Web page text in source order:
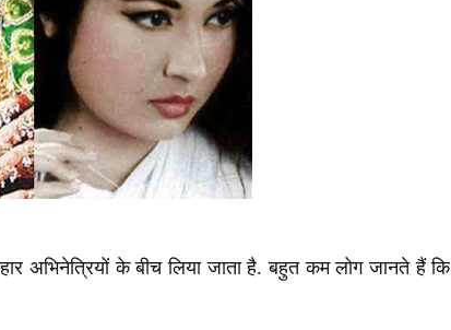
अभिनेत्रियों के बीच लिया जाता है. बहुत कम लोग जानते हैं कि